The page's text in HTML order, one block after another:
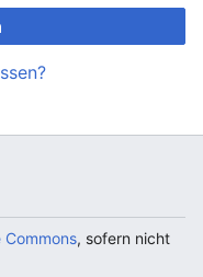
Commons, sofern nicht